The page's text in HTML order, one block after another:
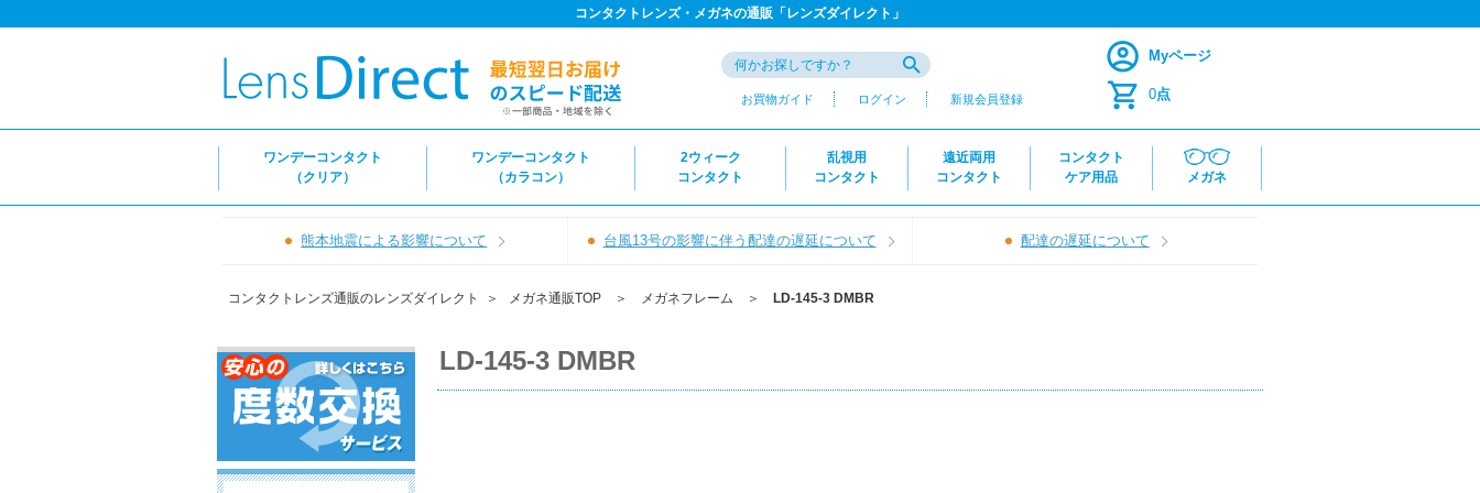
コンタクトレンズ・メガネの通販「レンズダイレクト」
お買物ガイド ログイン 新規会員登録
Myページ
0点
ワンデーコンタクト
（クリア）
ワンデーコンタクト
（カラコン）
2ウィーク
コンタクト
乱視用
コンタクト
遠近両用
コンタクト
コンタクト
ケア用品
メガネ
熊本地震による影響について 台風13号の影響に伴う配達の遅延について 配達の遅延について
コンタクトレンズ通販のレンズダイレクト ＞ メガネ通販TOP ＞ メガネフレーム ＞ LD-145-3 DMBR
LD-145-3 DMBR